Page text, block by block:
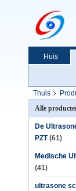
Huis
Thuis
Alle
De
PZT (61)
Medische
(41)
ultrasone